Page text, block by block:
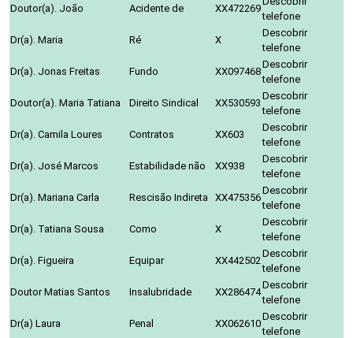
Doutor(a). João
Acidente de XX472269
telefone
Dr(a). Maria
Ré X
Descobrir
telefone
Dr(a). Jonas Freitas
Fundo XX097468
Descobrir
telefone
Doutor(a). Maria Tatiana
Direito Sindical XX530593
Descobrir
telefone
Dr(a). Camila Loures
Contratos XX603
Descobrir
telefone
Dr(a). José Marcos
Estabilidade não XX938
Descobrir
telefone
Dr(a). Mariana Carla
Rescisão Indireta XX475356
Descobrir
telefone
Dr(a). Tatiana Sousa
Como X
Descobrir
telefone
Dr(a). Figueira
Equipar XX442502
Descobrir
telefone
Doutor Matias Santos
Insalubridade XX286474
Descobrir
telefone
Dr(a) Laura
Penal XX062610
Descobrir
telefone